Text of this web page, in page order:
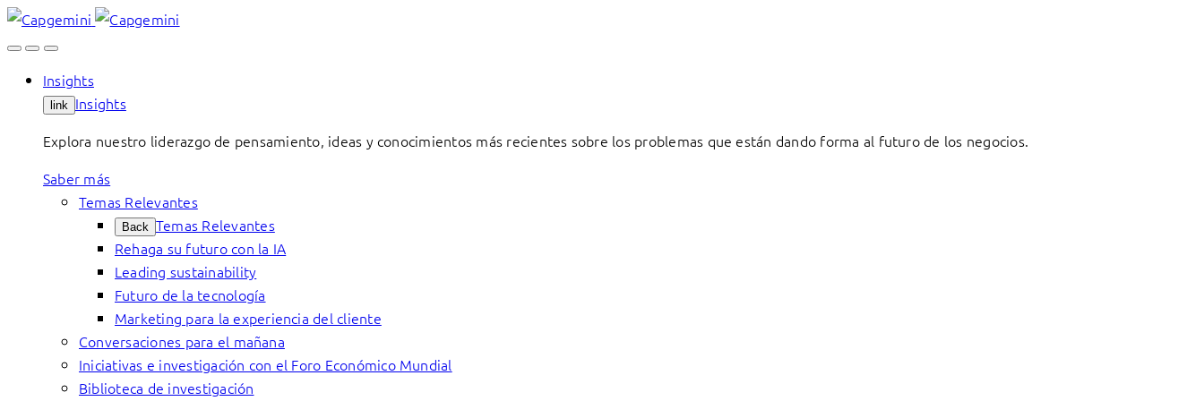
Skip
to
Insights
link Insights
Explora nuestro liderazgo de pensamiento, ideas y conocimientos más recientes sobre los problemas que están dando forma al futuro de los negocios.
Saber más
Temas Relevantes
Back Temas Relevantes
Rehaga su futuro con la IA
Leading sustainability
Futuro de la tecnología
Marketing para la experiencia del cliente
Conversaciones para el mañana
Iniciativas e investigación con el Foro Económico Mundial
Biblioteca de investigación